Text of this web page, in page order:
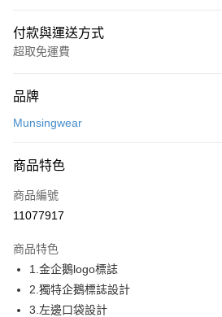
付款與運送方式
超取免運費
信用卡一次付款
LINE Pay
Apple Pay
悠遊付
大哥付你分期
相關說明
品牌
Munsingwear
商品特色
商品編號
11077917
商品特色
1.金企鵝logo標誌
2.獨特企鵝標誌設計
3.左邊口袋設計